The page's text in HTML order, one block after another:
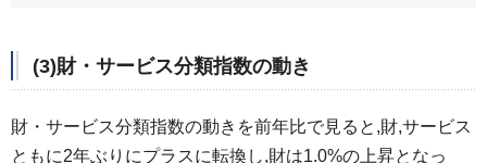
(3)財・サービス分類指数の動き
財・サービス分類指数の動きを前年比で見ると,財,サービス
ともに2年ぶりにプラスに転換し,財は1.0%の上昇となっ